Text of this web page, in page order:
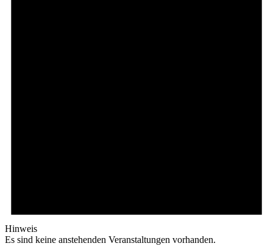
Hinweis
Es sind keine anstehenden Veranstaltungen vorhanden.